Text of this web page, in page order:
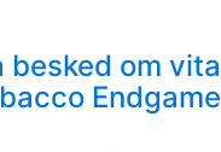
besked om vita
Endgame